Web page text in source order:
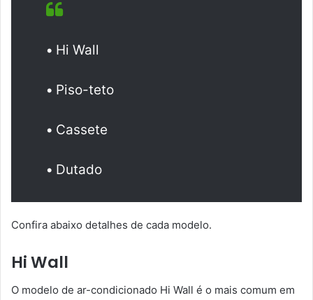
• Hi Wall
• Piso-teto
• Cassete
• Dutado
Confira abaixo detalhes de cada modelo.
Hi Wall
O modelo de ar-condicionado Hi Wall é o mais comum em